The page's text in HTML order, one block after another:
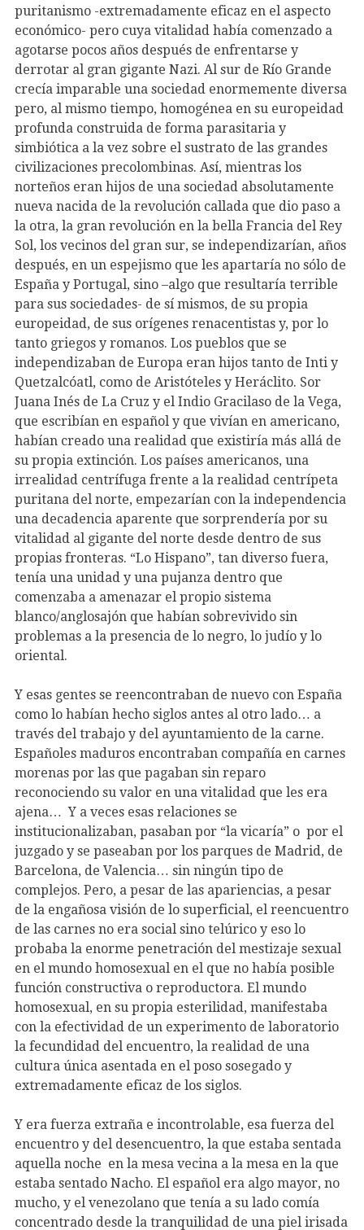
puritanismo -extremadamente eficaz en el aspecto
económico- pero cuya vitalidad había comenzado a
agotarse pocos años después de enfrentarse y
derrotar al gran gigante Nazi. Al sur de Río Grande
crecía imparable una sociedad enormemente diversa
pero, al mismo tiempo, homogénea en su europeidad
profunda construida de forma parasitaria y
simbiótica a la vez sobre el sustrato de las grandes
civilizaciones precolombinas. Así, mientras los
norteños eran hijos de una sociedad absolutamente
nueva nacida de la revolución callada que dio paso a
la otra, la gran revolución en la bella Francia del Rey
Sol, los vecinos del gran sur, se independizarían, años
después, en un espejismo que les apartaría no sólo de
España y Portugal, sino –algo que resultaría terrible
para sus sociedades- de sí mismos, de su propia
europeidad, de sus orígenes renacentistas y, por lo
tanto griegos y romanos. Los pueblos que se
independizaban de Europa eran hijos tanto de Inti y
Quetzalcóatl, como de Aristóteles y Heráclito. Sor
Juana Inés de La Cruz y el Indio Gracilaso de la Vega,
que escribían en español y que vivían en americano,
habían creado una realidad que existiría más allá de
su propia extinción. Los países americanos, una
irrealidad centrífuga frente a la realidad centrípeta
puritana del norte, empezarían con la independencia
una decadencia aparente que sorprendería por su
vitalidad al gigante del norte desde dentro de sus
propias fronteras. “Lo Hispano”, tan diverso fuera,
tenía una unidad y una pujanza dentro que
comenzaba a amenazar el propio sistema
blanco/anglosajón que habían sobrevivido sin
problemas a la presencia de lo negro, lo judío y lo
oriental.
Y esas gentes se reencontraban de nuevo con España
como lo habían hecho siglos antes al otro lado… a
través del trabajo y del ayuntamiento de la carne.
Españoles maduros encontraban compañía en carnes
morenas por las que pagaban sin reparo
reconociendo su valor en una vitalidad que les era
ajena… Y a veces esas relaciones se
institucionalizaban, pasaban por “la vicaría” o por el
juzgado y se paseaban por los parques de Madrid, de
Barcelona, de Valencia… sin ningún tipo de
complejos. Pero, a pesar de las apariencias, a pesar
de la engañosa visión de lo superficial, el reencuentro
de las carnes no era social sino telúrico y eso lo
probaba la enorme penetración del mestizaje sexual
en el mundo homosexual en el que no había posible
función constructiva o reproductora. El mundo
homosexual, en su propia esterilidad, manifestaba
con la efectividad de un experimento de laboratorio
la fecundidad del encuentro, la realidad de una
cultura única asentada en el poso sosegado y
extremadamente eficaz de los siglos.
Y era fuerza extraña e incontrolable, esa fuerza del
encuentro y del desencuentro, la que estaba sentada
aquella noche en la mesa vecina a la mesa en la que
estaba sentado Nacho. El español era algo mayor, no
mucho, y el venezolano que tenía a su lado comía
concentrado desde la tranquilidad de una piel irisada